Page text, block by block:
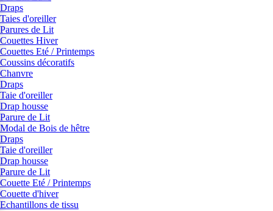
Draps
Taies d'oreiller
Parures de Lit
Couettes Hiver
Couettes Eté / Printemps
Coussins décoratifs
Chanvre
Draps
Taie d'oreiller
Drap housse
Parure de Lit
Modal de Bois de hêtre
Draps
Taie d'oreiller
Drap housse
Parure de Lit
Couette Eté / Printemps
Couette d'hiver
Echantillons de tissu